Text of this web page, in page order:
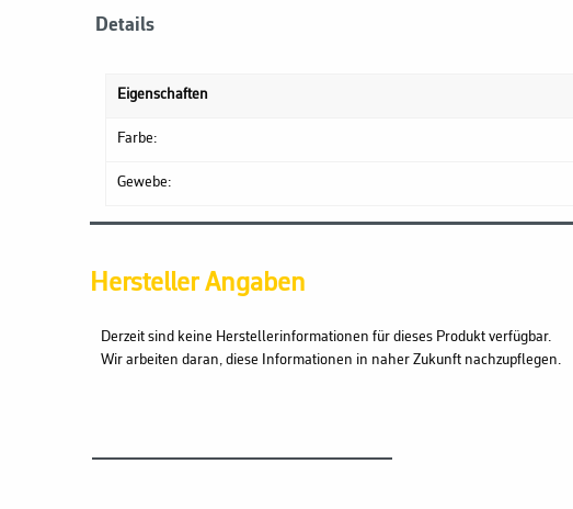
Details
Eigenschaften
Farbe:
Gewebe:
Hersteller Angaben
Derzeit sind keine Herstellerinformationen für dieses Produkt verfügbar.
Wir arbeiten daran, diese Informationen in naher Zukunft nachzupflegen.